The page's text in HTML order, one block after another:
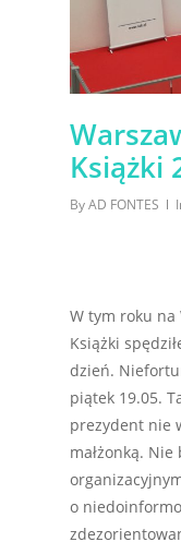
Książki
ByAD FONTES
W tym roku na
Książki
dzień.
piątek 19.05.
prezydent nie
małżonką.
o